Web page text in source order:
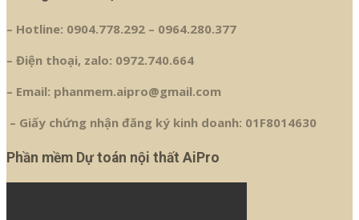
– Hotline: 0904.778.292 – 0964.280.377
– Điện thoại, zalo: 0972.740.664
– Email: phanmem.aipro@gmail.com
– Giấy chứng nhận đăng ký kinh doanh: 01F8014630
Phần mềm Dự toán nội thất AiPro